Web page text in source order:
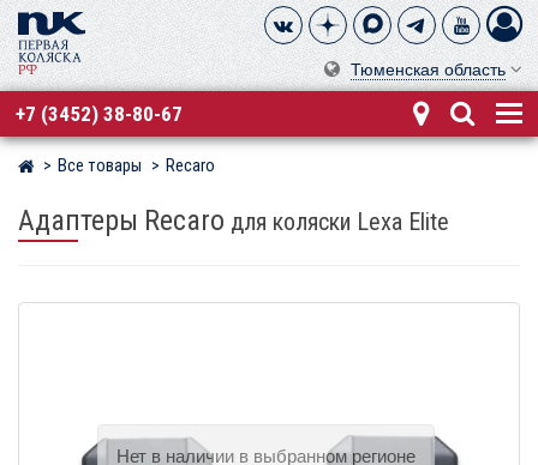
Тюменская область
+7 (3452) 38-80-67
Магазин детских колясок
Все товары Recaro
Адаптеры Recaro для коляски Lexa Elite